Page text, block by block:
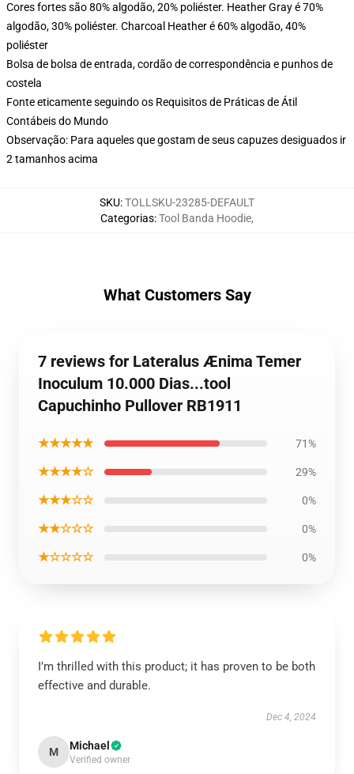
Cores fortes são 80% algodão, 20% poliéster. Heather Gray é 70%
algodão, 30% poliéster. Charcoal Heather é 60% algodão, 40%
poliéster
Bolsa de bolsa de entrada, cordão de correspondência e punhos de
costela
Fonte eticamente seguindo os Requisitos de Práticas de Átil
Contábeis do Mundo
Observação: Para aqueles que gostam de seus capuzes desiguados ir
2 tamanhos acima
SKU:TOLLSKU-23285-DEFAULT
Categorias:Tool Banda Hoodie,
What Customers Say
7 reviews for Lateralus Ænima Temer
Inoculum 10.000 Dias...tool
Capuchinho Pullover RB1911
★★★★★ 71%
★★★★☆ 29%
★★★☆☆ 0%
★★☆☆☆ 0%
★☆☆☆☆ 0%
I’m thrilled with this product; it has proven to be both
effective and durable.
Dec 4, 2024
M Michael
Verified owner